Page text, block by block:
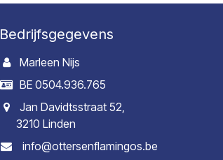
Bedrijfsgegevens
Marleen Nijs
BE 0504.936.765
Jan Davidtsstraat 52,
3210 Linden
info@ottersenflamingos.be